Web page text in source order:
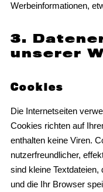
Werbeinformationen,
3.
unserer
Cookies
Die Internetseiten
Cookies richten auf
enthalten keine Viren.
nutzerfreundlicher,
sind kleine
und die Ihr Browser